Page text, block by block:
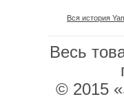
Вся история
Весь
© 2015